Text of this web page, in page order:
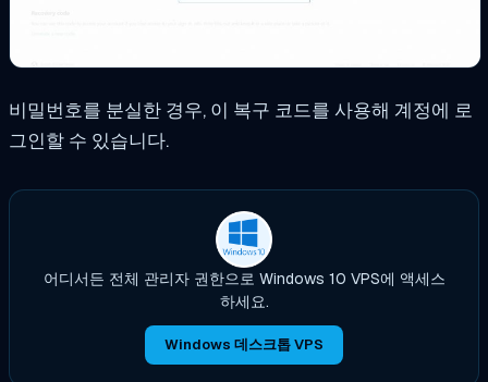
비밀번호를 분실한 경우, 이 복구 코드를 사용해 계정에 로
그인할 수 있습니다.
어디서든 전체 관리자 권한으로 Windows 10 VPS에 액세스
하세요.
Windows 데스크톱 VPS